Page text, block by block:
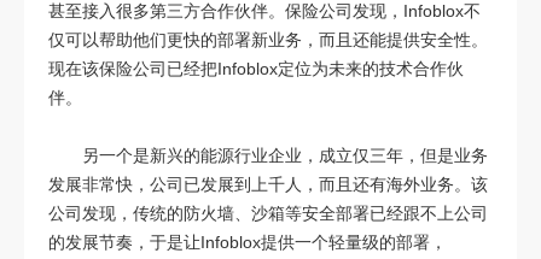
甚至接入很多第三方合作伙伴。保险公司发现，Infoblox不
仅可以帮助他们更快的部署新业务，而且还能提供安全性。
现在该保险公司已经把Infoblox定位为未来的技术合作伙
伴。
另一个是新兴的能源行业企业，成立仅三年，但是业务
发展非常快，公司已发展到上千人，而且还有海外业务。该
公司发现，传统的防火墙、沙箱等安全部署已经跟不上公司
的发展节奏，于是让Infoblox提供一个轻量级的部署，